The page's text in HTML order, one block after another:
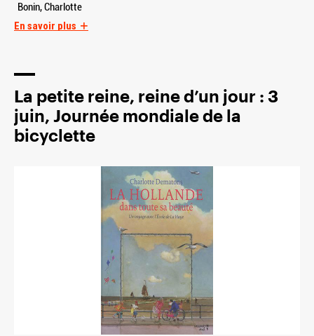
Bonin, Charlotte
En savoir plus
La petite reine, reine d’un jour : 3
juin, Journée mondiale de la
bicyclette